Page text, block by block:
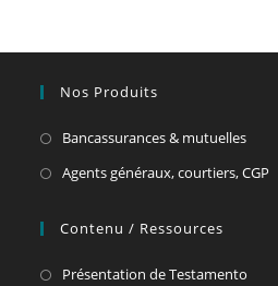
Nos Produits
Bancassurances & mutuelles
Agents généraux, courtiers, CGP
Contenu / Ressources
Présentation de Testamento